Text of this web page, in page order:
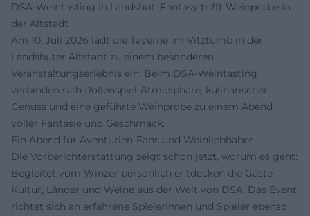
DSA-Weintasting in Landshut: Fantasy trifft Weinprobe in
der Altstadt
Am 10. Juli 2026 lädt die Taverne im Vitztumb in der
Landshuter Altstadt zu einem besonderen
Veranstaltungserlebnis ein: Beim DSA-Weintasting
verbinden sich Rollenspiel-Atmosphäre, kulinarischer
Genuss und eine geführte Weinprobe zu einem Abend
voller Fantasie und Geschmack.
Ein Abend für Aventurien-Fans und Weinliebhaber
Die Vorberichterstattung zeigt schon jetzt, worum es geht:
Begleitet vom Winzer persönlich entdecken die Gäste
Kultur, Länder und Weine aus der Welt von DSA. Das Event
richtet sich an erfahrene Spielerinnen und Spieler ebenso